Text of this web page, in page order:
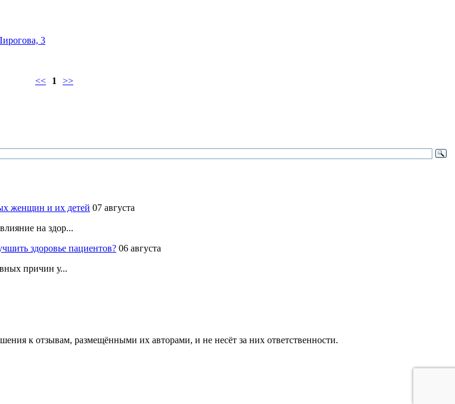
3
<<
1 >>
женщин и их детей 07 августа
на здор...
здоровье пациентов? 06 августа
причин у...
к отзывам, размещёнными их авторами, и не несёт за них ответственности.